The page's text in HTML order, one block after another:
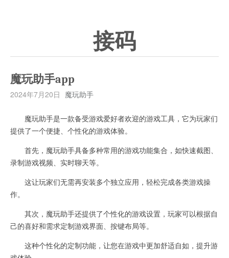
接码
魔玩助手app
2024年7月20日 魔玩助手
魔玩助手是一款备受游戏爱好者欢迎的游戏工具，它为玩家们
提供了一个便捷、个性化的游戏体验。
首先，魔玩助手具备多种常用的游戏功能集合，如快速截图、
录制游戏视频、实时聊天等。
这让玩家们无需再安装多个独立应用，轻松完成各类游戏操
作。
其次，魔玩助手还提供了个性化的游戏设置，玩家可以根据自
己的喜好和需求定制游戏界面、按键布局等。
这种个性化的定制功能，让您在游戏中更加舒适自如，提升游